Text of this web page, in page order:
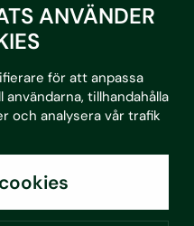
ANVÄNDER
för att anpassa
tillhandahålla
och analysera vår trafik